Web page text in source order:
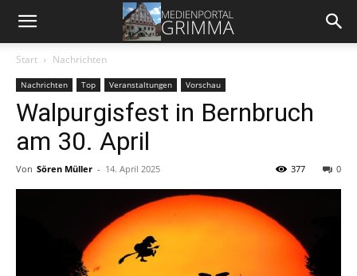
Start Nachrichten
Nachrichten Top Veranstaltungen Vorschau
Walpurgisfest in Bernbruch
am 30. April
Von Sören Müller - 14. April 2025 0
377